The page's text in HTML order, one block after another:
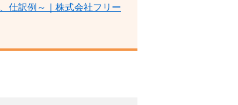
仕訳例～｜株式会社フリー